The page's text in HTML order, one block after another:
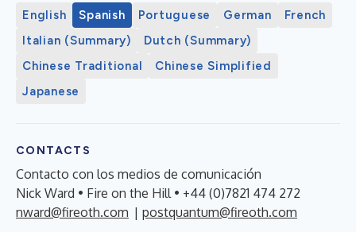
English Spanish Portuguese German
French
Italian (Summary)
Dutch (Summary)
Chinese Traditional
Chinese Simplified
Japanese
CONTACTS
Contacto con los medios de comunicación
Nick Ward • Fire on the Hill • +44 (0)7821 474 272
nward@fireoth.com | postquantum@fireoth.com